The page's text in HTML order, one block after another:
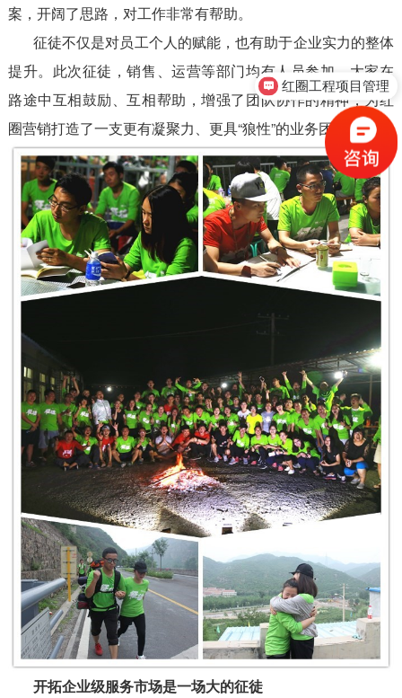
红圈工程项目管理
售前咨询
案，开阔了思路，对工作非常有帮助。
征徒不仅是对员工个人的赋能，也有助于企业实力的整体
提升。此次征徒，销售、运营等部门均有人员参加，大家在
路途中互相鼓励、互相帮助，增强了团队协作的精神，为红
圈营销打造了一支更有凝聚力、更具“狼性”的业务团队。
开拓企业级服务市场是一场大的征徒